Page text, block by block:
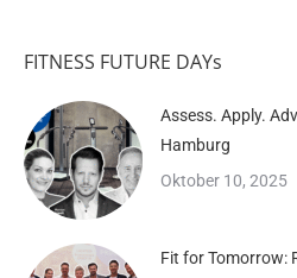
FITNESS FUTURE DAYs
Assess. Apply.
Hamburg
Oktober 10, 2025
Fit for Tomorrow: